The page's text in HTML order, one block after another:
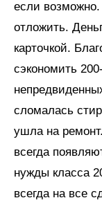
если возможно.
отложить.
карточкой.
сэкономить
сломалась
ушла на
всегда
нужды класса
всегда на все